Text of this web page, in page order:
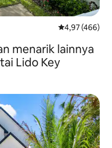
Nilai rata-rata
4,97 (466)
menarik lainnya
Lido Key